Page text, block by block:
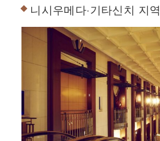
니시우메다·기타신치 지역